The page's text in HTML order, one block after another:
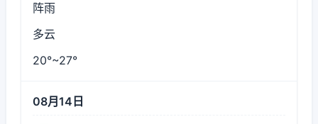
阵雨
多云
20°~27°
08月14日